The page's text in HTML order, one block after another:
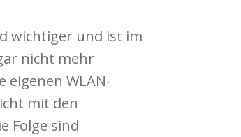
wichtiger und ist im
nicht mehr
eigenen WLAN-
mit den
Folge sind